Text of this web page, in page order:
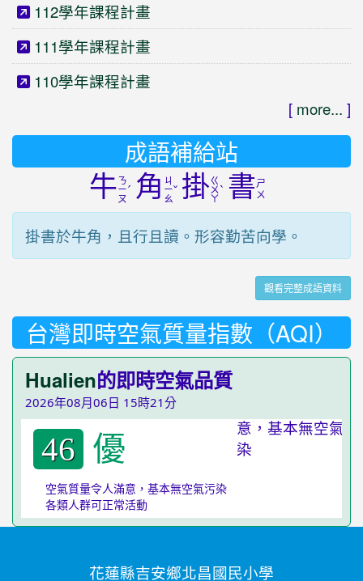
112學年課程計畫
111學年課程計畫
110學年課程計畫
[ more... ]
成語補給站
牛 ㄋ
ㄧ
ㄡ
ˊ 角 ㄐ
ㄧ
ㄠ
ˇ 掛ㄍ
ㄨ
ㄚ
ˋ 書 ㄕ
ㄨ
掛書於牛角，且行且讀。形容勤苦向學。
觀看完整成語資料
台灣即時空氣質量指數（AQI）
Hualien的即時空氣品質
2026年08月06日 15時21分
46 優
空氣質量令人滿意，基本無空氣污染
各類人群可正常活動
花蓮縣吉安鄉北昌國民小學